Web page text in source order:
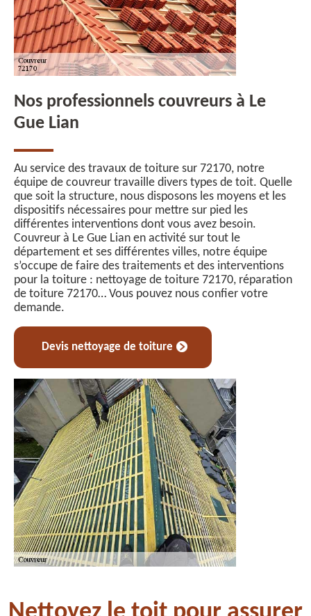
Nos professionnels couvreurs à Le
Gue Lian
Au service des travaux de toiture sur 72170, notre
équipe de couvreur travaille divers types de toit. Quelle
que soit la structure, nous disposons les moyens et les
dispositifs nécessaires pour mettre sur pied les
différentes interventions dont vous avez besoin.
Couvreur à Le Gue Lian en activité sur tout le
département et ses différentes villes, notre équipe
s’occupe de faire des traitements et des interventions
pour la toiture : nettoyage de toiture 72170, réparation
de toiture 72170… Vous pouvez nous confier votre
demande.
Devis nettoyage de toiture